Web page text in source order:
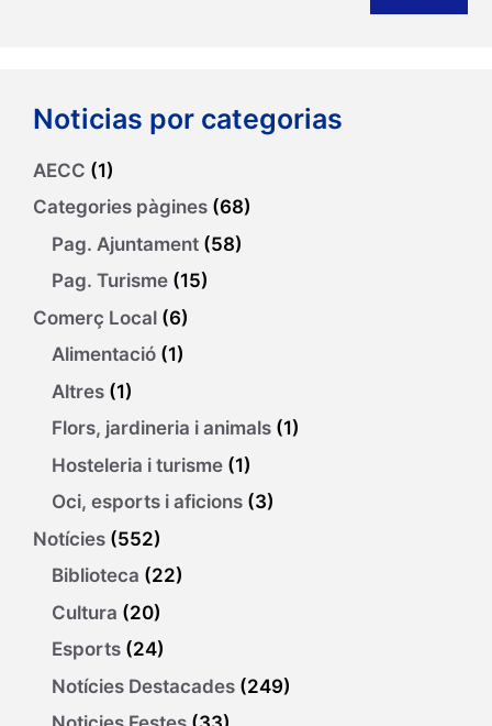
Noticias por categorias
AECC (1)
Categories pàgines (68)
Pag. Ajuntament (58)
Pag. Turisme (15)
Comerç Local (6)
Alimentació (1)
Altres (1)
Flors, jardineria i animals (1)
Hosteleria i turisme (1)
Oci, esports i aficions (3)
Notícies (552)
Biblioteca (22)
Cultura (20)
Esports (24)
Notícies Destacades (249)